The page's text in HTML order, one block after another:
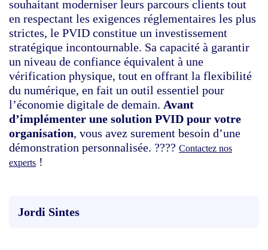
souhaitant moderniser leurs parcours clients tout
en respectant les exigences réglementaires les plus
strictes, le PVID constitue un investissement
stratégique incontournable. Sa capacité à garantir
un niveau de confiance équivalent à une
vérification physique, tout en offrant la flexibilité
du numérique, en fait un outil essentiel pour
l’économie digitale de demain. Avant
d’implémenter une solution PVID pour votre
organisation, vous avez surement besoin d’une
démonstration personnalisée. ???? Contactez nos
experts !
Jordi Sintes